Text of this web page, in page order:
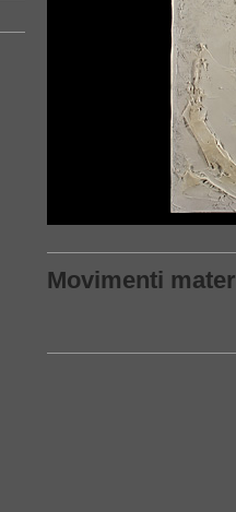
Movimenti